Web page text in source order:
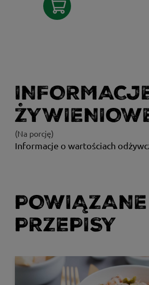
(Na porcję)
Informacje o wartościach
POWIĄZANE
PRZEPISY